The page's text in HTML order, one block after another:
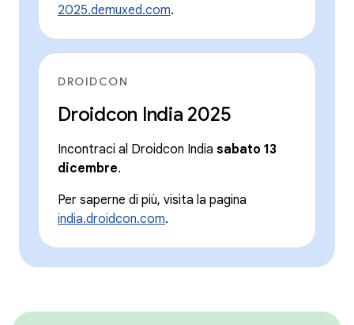
2025.demuxed.com.
DROIDCON
Droidcon India 2025
Incontraci al Droidcon India sabato 13
dicembre.
Per saperne di più, visita la pagina
india.droidcon.com.